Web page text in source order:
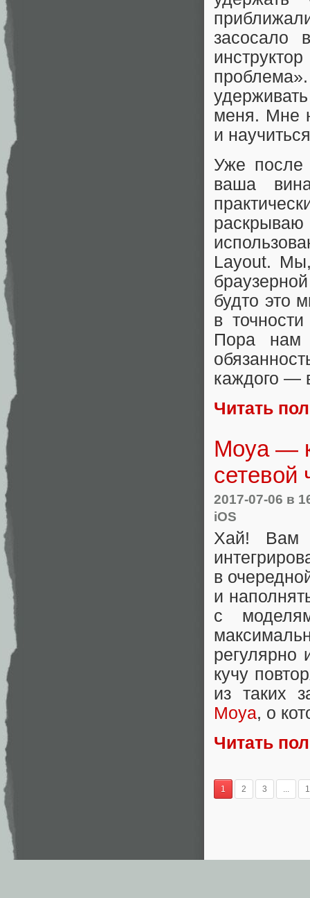
засосало
меня. Мне
и
Уже после
ваша
Layout.
будто это
в
Пора нам
каждого —
Читать
Moya —
сетевой
2017-07-06 в
iOS
Хай! Вам
в
и
с
регулярно
кучу
из таких
Moya, о
Читать
1 2 3 ...